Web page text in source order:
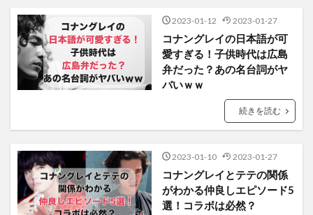
2023-01-12 2023-01-27
コナングレイの日本語が可
愛すぎる！子供時代は広島
弁だった？あの名台詞がヤ
バいｗｗ
続きを読む
2023-01-10 2023-01-27
コナングレイとテテの関係
がわかる仲良しエピソード5
選！コラボは必然？